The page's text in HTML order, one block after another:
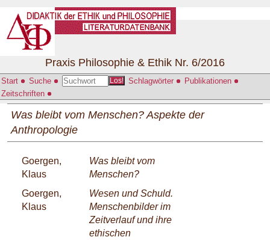
Start Suche Los! Schlagwörter
Publikationen
Zeitschriften
Praxis Philosophie & Ethik Nr. 6/2016
Was bleibt vom Menschen? Aspekte der
Anthropologie
Goergen,
Klaus
Was bleibt vom
Menschen?
Goergen,
Klaus
Wesen und Schuld.
Menschenbilder im
Zeitverlauf und ihre
ethischen